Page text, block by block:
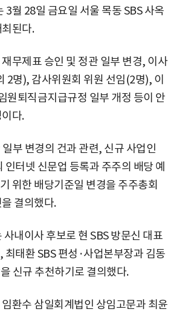
3월 28일 금요일 서울 목동 SBS 사옥
된다.
무제표 승인 및 정관 일부 변경, 이사
2명), 감사위원회 위원 선임(2명), 이
원퇴직금지급규정 일부 개정 등이 안
다.
부 변경의 건과 관련, 신규 사업인
터넷 신문업 등록과 주주의 배당 예
위한 배당기준일 변경을 주주총회
결의했다.
내이사 후보로 현 SBS 방문신 대표
최태환 SBS 편성·사업본부장과 김동
신규 추천하기로 결의했다.
환수 삼일회계법인 상임고문과 최윤